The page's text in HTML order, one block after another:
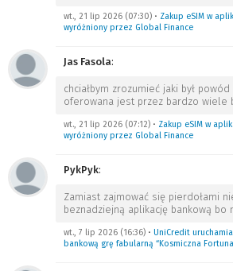
wt., 21 lip 2026 (07:30) • Zakup eSIM w
wyróżniony przez Global Finance
Jas Fasola:
chciałbym zrozumieć jaki był powód
oferowana jest przez bardzo wiele
wt., 21 lip 2026 (07:12) • Zakup eSIM w
wyróżniony przez Global Finance
PykPyk:
Zamiast zajmować się pierdołami
beznadziejną aplikację bankową bo
wt., 7 lip 2026 (16:36) • UniCredit
bankową grę fabularną “Kosmiczna